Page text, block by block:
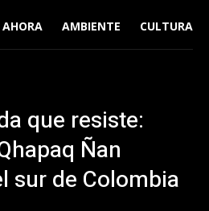
AHORA AMBIENTE CULTURA
que resiste:
Ñan
sur de Colombia